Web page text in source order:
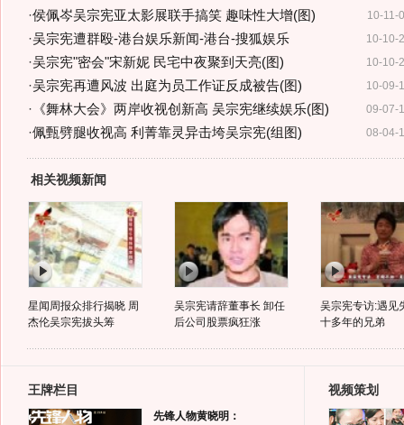
10-11-
·侯佩岑吴宗宪亚太影展联手搞笑 趣味性大增(图)
10-10-
·吴宗宪遭群殴-港台娱乐新闻-港台-搜狐娱乐
10-10-
·吴宗宪"密会"宋新妮 民宅中夜聚到天亮(图)
10-09-
·吴宗宪再遭风波 出庭为员工作证反成被告(图)
09-07-
· 《舞林大会》两岸收视创新高 吴宗宪继续娱乐(图)
08-04-
·佩甄劈腿收视高 利菁靠灵异击垮吴宗宪(组图)
相关视频新闻
星闻周报众排行揭晓 周
杰伦吴宗宪拔头筹
吴宗宪请辞董事长 卸任
后公司股票疯狂涨
吴宗宪专访:遇见
十多年的兄弟
王牌栏目
先锋人物黄晓明：
视频策划